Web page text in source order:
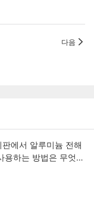
다음
에서 알루미늄 전해
용하는 방법은 무엇입